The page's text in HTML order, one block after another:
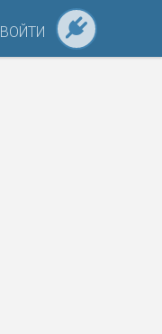
ВОЙТИ